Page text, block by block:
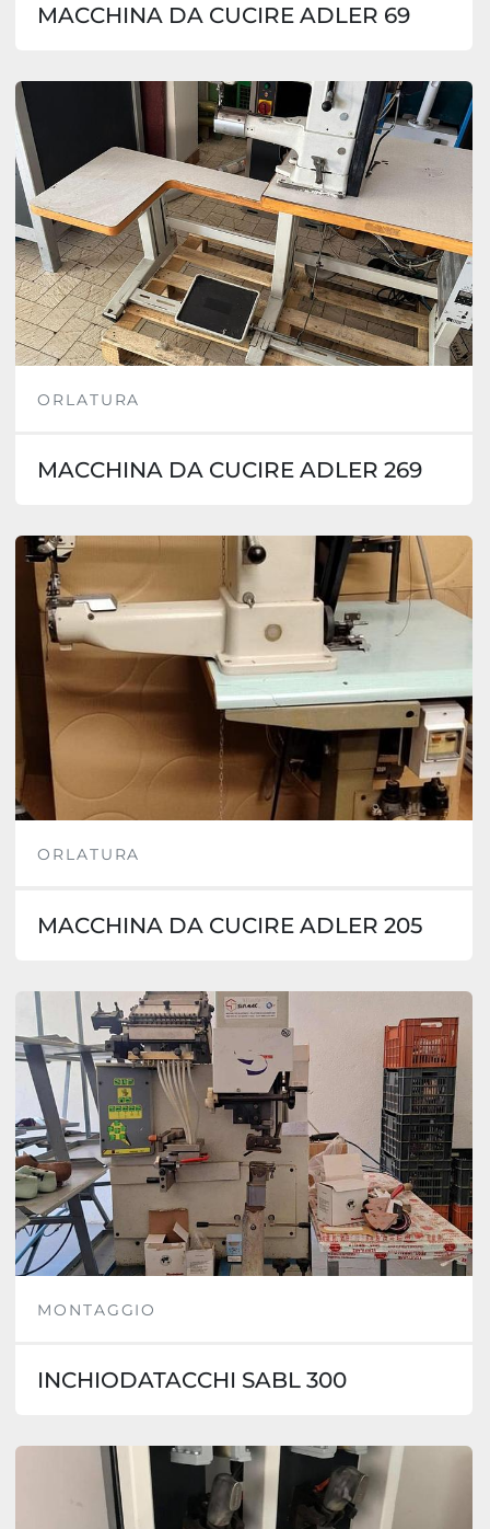
MACCHINA DA CUCIRE ADLER 69
ORLATURA
MACCHINA DA CUCIRE ADLER 269
ORLATURA
MACCHINA DA CUCIRE ADLER 205
MONTAGGIO
INCHIODATACCHI SABL 300